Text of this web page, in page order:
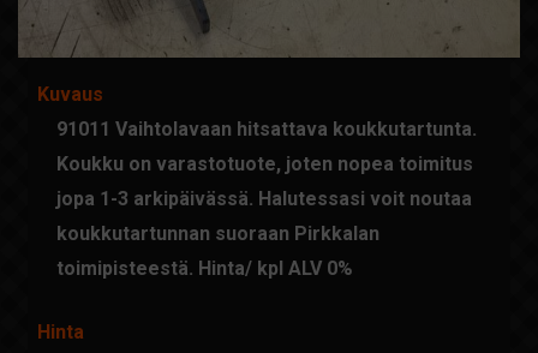
Kuvaus
91011 Vaihtolavaan hitsattava koukkutartunta.
Koukku on varastotuote, joten nopea toimitus
jopa 1-3 arkipäivässä. Halutessasi voit noutaa
koukkutartunnan suoraan Pirkkalan
toimipisteestä. Hinta/ kpl ALV 0%
Hinta